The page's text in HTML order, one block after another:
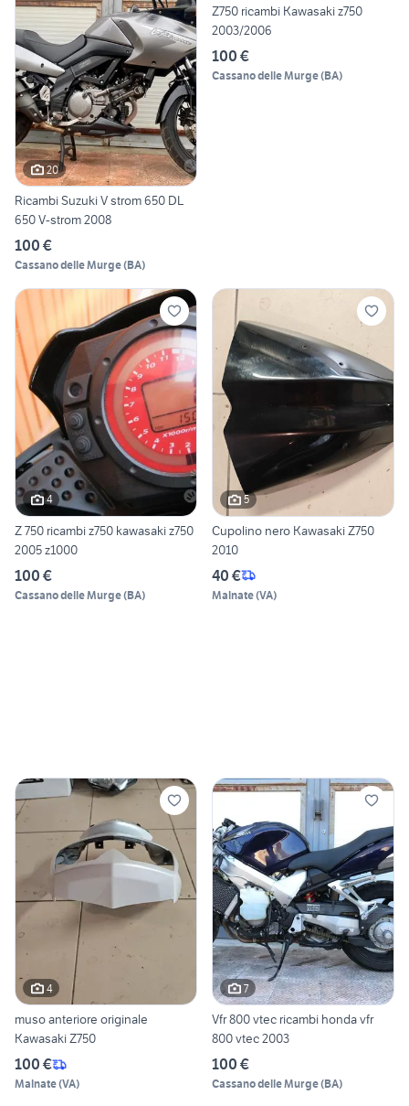
20
Ricambi Suzuki V strom 650 DL
650 V-strom 2008
100 €
Cassano delle Murge(BA)
Z750 ricambi Kawasaki z750
2003/2006
100 €
Cassano delle Murge(BA)
4
Z 750 ricambi z750 kawasaki z750
2005 z1000
100 €
Cassano delle Murge(BA)
5
Cupolino nero Kawasaki Z750
2010
40 €
Malnate(VA)
4
muso anteriore originale
Kawasaki Z750
100 €
Malnate(VA)
7
Vfr 800 vtec ricambi honda vfr
800 vtec 2003
100 €
Cassano delle Murge(BA)